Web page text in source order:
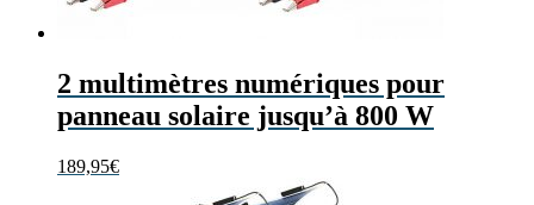
2 multimètres numériques pour
panneau solaire jusqu’à 800 W
189,95€